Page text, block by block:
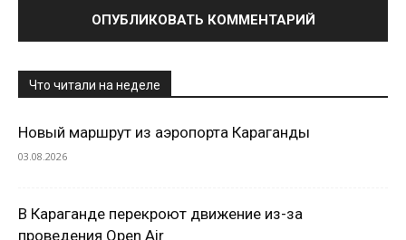
Что читали на неделе
Новый маршрут из аэропорта Караганды
03.08.2026
В Караганде перекроют движение из-за
проведения Open Air